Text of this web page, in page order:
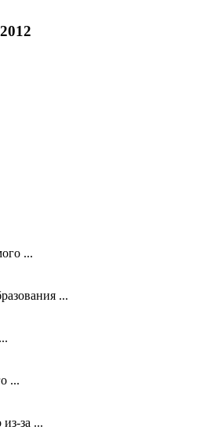
...
...
...
...
за ...